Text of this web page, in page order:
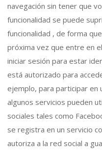
navegación sin tener que
funcionalidad se puede
funcionalidad , de forma
próxima vez que entre en
iniciar sesión para estar
está autorizado para
ejemplo, para participar en
algunos servicios pueden
sociales tales como
se registra en un servicio
autoriza a la red social a